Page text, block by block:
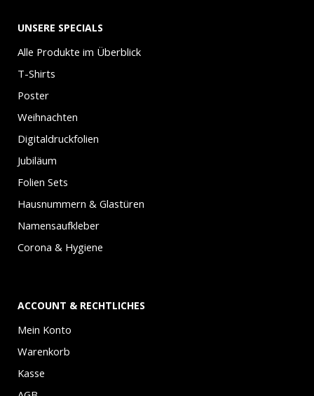
UNSERE SPECIALS
Alle Produkte im Überblick
T-Shirts
Poster
Weihnachten
Digitaldruckfolien
Jubiläum
Folien Sets
Hausnummern & Glastüren
Namensaufkleber
Corona & Hygiene
ACCOUNT & RECHTLICHES
Mein Konto
Warenkorb
Kasse